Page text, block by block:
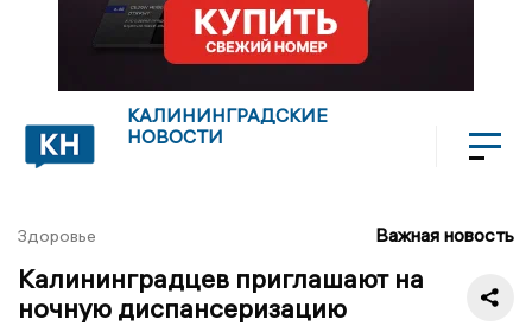
КАЛИНИНГРАДСКИЕ
НОВОСТИ
Здоровье Важная новость
Калининградцев приглашают на
ночную диспансеризацию